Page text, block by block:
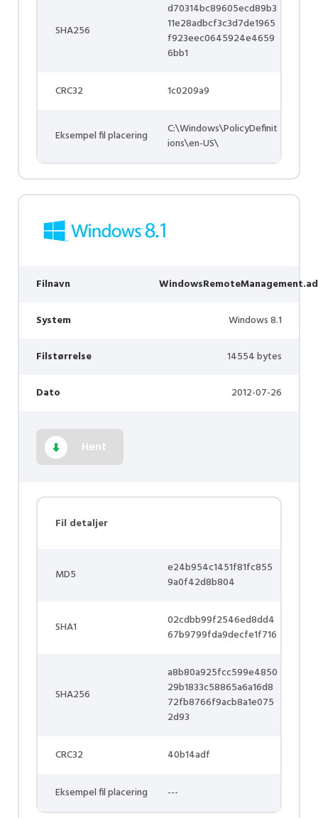
SHA256
d70314bc89605ecd89b3
11e28adbcf3c3d7de1965
f923eec0645924e4659
6bb1
CRC32 1c0209a9
Eksempel fil placering
C:\Windows\PolicyDefinit
ions\en-US\
Filnavn
System Windows 8.1
Filstørrelse 14554 bytes
Dato 2012-07-26
Hent
Fil detaljer
MD5
e24b954c1451f81fc855
9a0f42d8b804
SHA1
02cdbb99f2546ed8dd4
67b9799fda9decfe1f716
SHA256
a8b80a925fcc599e4850
29b1833c58865a6a16d8
72fb8766f9acb8a1e075
2d93
CRC32 40b14adf
Eksempel fil placering ---